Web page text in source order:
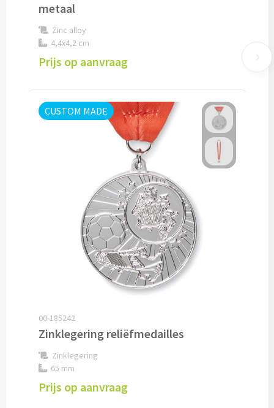
Voedselcontainers bedrukken
Saladeboxen bedrukken
Pepermunt bedrukken
Snoeppotten bedrukken
Lollies bedrukken
Chocolade & Bonbons bedrukken
Alle snoep artikelen
Koekjes bedrukken
metaal
Zinc alloy
4,4x4,2 cm
Prijs op aanvraag
CUSTOM MADE
00-185242
Zinklegering reliëfmedailles
Zinklegering
65 mm
Prijs op aanvraag